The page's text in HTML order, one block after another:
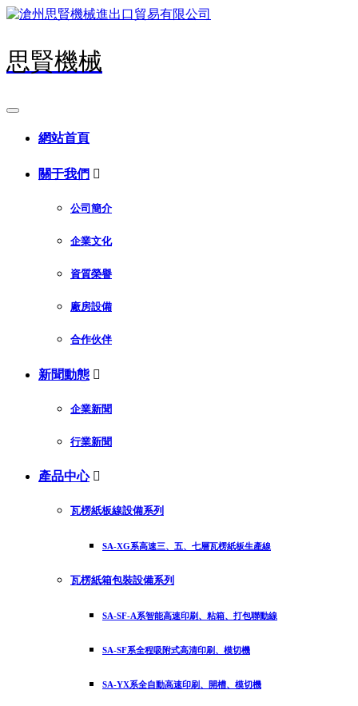
思賢機械
網站首頁
關于我們 
公司簡介
企業文化
資質榮譽
廠房設備
合作伙伴
新聞動態 
企業新聞
行業新聞
產品中心 
瓦楞紙板線設備系列
SA-XG系高速三、五、七層瓦楞紙板生產線
瓦楞紙箱包裝設備系列
SA-SF-A系智能高速印刷、粘箱、打包聯動線
SA-SF系全程吸附式高清印刷、模切機
SA-YX系全自動高速印刷、開槽、模切機